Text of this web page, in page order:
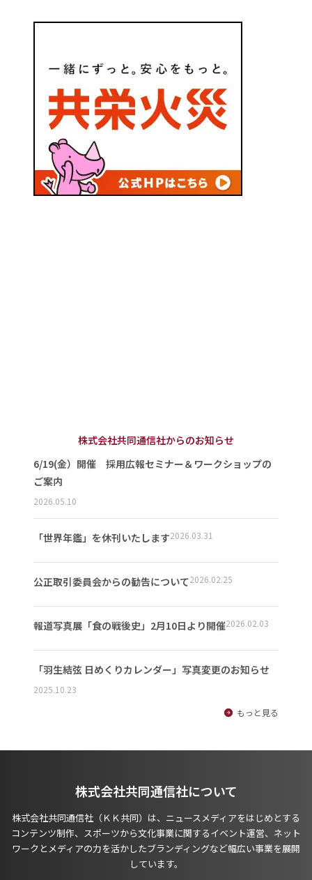
株式会社共同通信社からのお知らせ
6/19(金）開催 採用広報セミナー＆ワークショップの
ご案内
2026.05.10
「世界年鑑」を休刊いたします2026.03.31
公正取引委員会からの勧告について2026.02.25
報道写真展「食の戦後史」2月10日より開催2026.02.03
「羽生結弦 日めくりカレンダー」写真変更のお知らせ
2025.10.23
もっと見る
株式会社共同通信社について
株式会社共同通信社（ＫＫ共同）は、ニュースメディアをはじめとする
コンテンツ制作、スポーツから文化事業に関するイベント運営、ネット
ワークとメディアの力を活かしたブランディングなど幅広い事業を展開
しています。